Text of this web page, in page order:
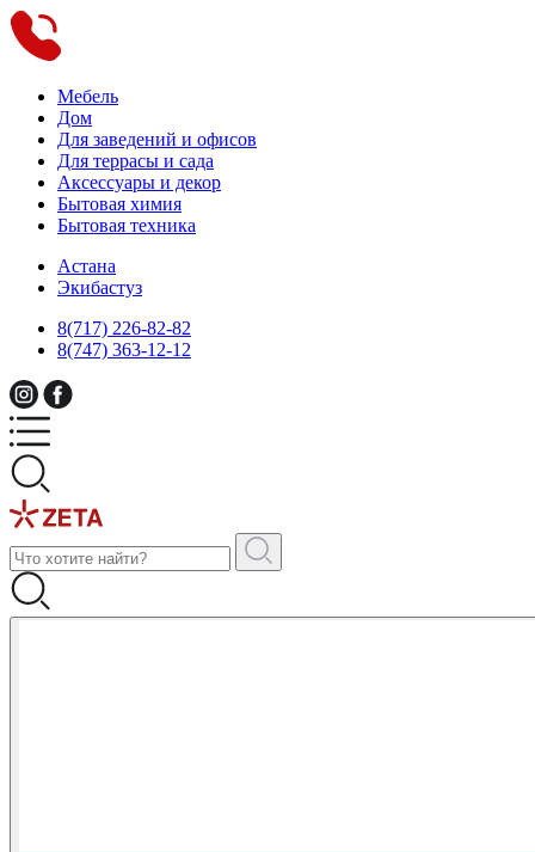
Мебель
Дом
Для заведений и офисов
Для террасы и сада
Аксессуары и декор
Бытовая химия
Бытовая техника
Астана
Экибастуз
8(717) 226-82-82
8(747) 363-12-12